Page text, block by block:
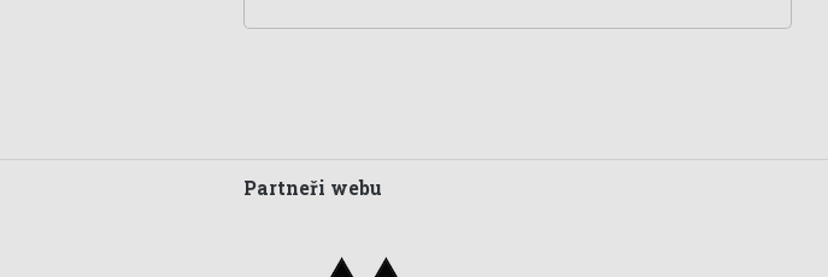
Partneři webu